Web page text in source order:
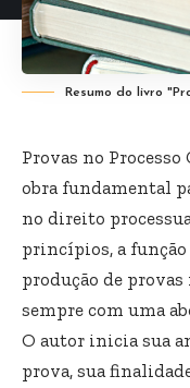
Resumo do livro
Provas no
obra fundamental
no direito
princípios, a função
produção de
sempre com uma
O autor inicia sua
prova, sua